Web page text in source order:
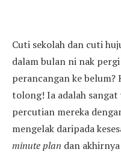
Cuti sekolah dan cuti
dalam bulan ni nak
perancangan ke belum?
tolong! Ia adalah
percutian mereka
mengelak daripada
minute plan dan